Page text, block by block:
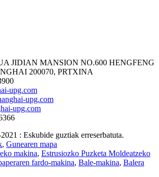
JIDIAN MANSION NO.600 HENGFENG
200070, PRTXINA
upg.com
upg.com
upg.com
: Eskubide guztiak erreserbatuta.
, Gunearen mapa
makina, Estrusiozko Puzketa Moldeatzeko
fardo-makina, Bale-makina, Balera